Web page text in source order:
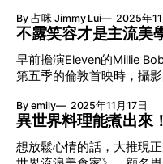
最初是露天的粟米交易場
FRANÇOIS JOSEPH
玻璃而成的拱頂，其後在
2016年，FRANÇOIS
人負擔修葺費用作為條件租用五十年。 在
雕裝飾的
下不解之緣 1922年11月26日在美國明尼蘇達州出生於的
CHARLES M. SCHULZ（
擁有射手座特質崇尚自由
主義派的漫畫家。小時候
樣，受到不同卡通人物如
鼠）、POPEYE（港譯：
CHARLES M. SCHULZ出
By 占咪 Jimmy Lui 2025年
不露笑容才是主流美
早前擔演Eleven的Millie
第五季的倫敦首映時，攝
整頓職場又一經典時刻，
百多年前，不露笑容是普遍不過的事。
獻，而留給後世最令人難
遠捕捉定格。 A
By emily 2025年11月17日
異世界料理能煮出來
想放鬆心情的話，大推現